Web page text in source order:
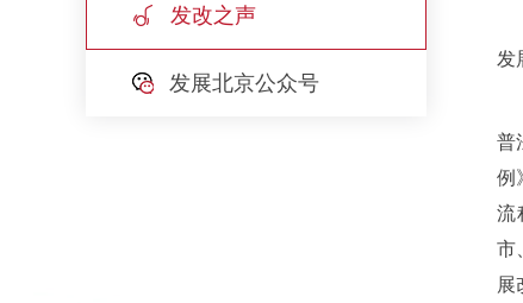
发改之声
发展北京公众号
发
普
例
流
市
展